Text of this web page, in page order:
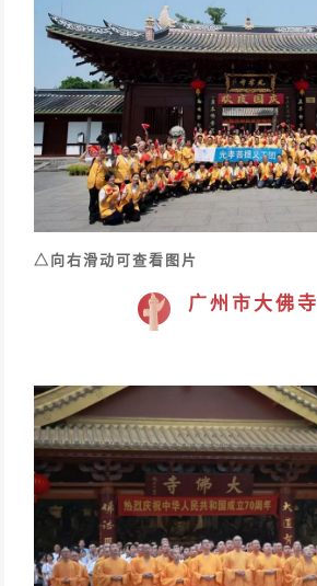
△向右滑动可查看图片
广州市大佛寺